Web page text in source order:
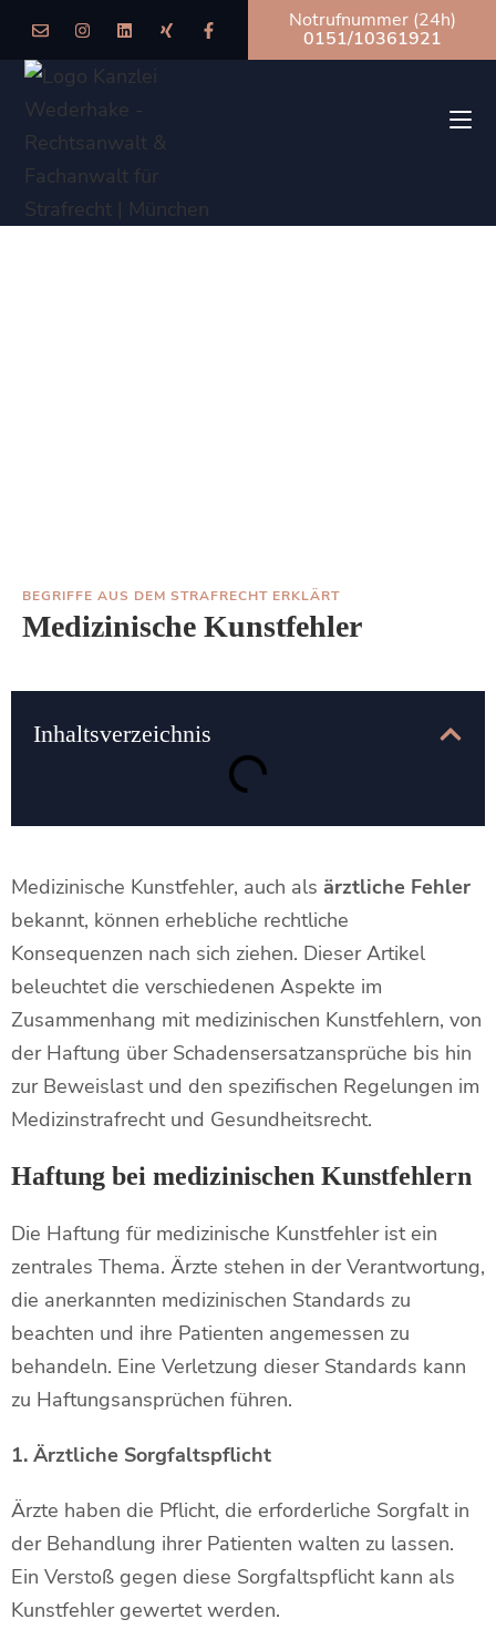
Notrufnummer (24h)
0151/10361921
BEGRIFFE AUS DEM STRAFRECHT ERKLÄRT
Medizinische Kunstfehler
Inhaltsverzeichnis
Medizinische Kunstfehler, auch als ärztliche Fehler
bekannt, können erhebliche rechtliche
Konsequenzen nach sich ziehen. Dieser Artikel
beleuchtet die verschiedenen Aspekte im
Zusammenhang mit medizinischen Kunstfehlern, von
der Haftung über Schadensersatzansprüche bis hin
zur Beweislast und den spezifischen Regelungen im
Medizinstrafrecht und Gesundheitsrecht.
Haftung bei medizinischen Kunstfehlern
Die Haftung für medizinische Kunstfehler ist ein
zentrales Thema. Ärzte stehen in der Verantwortung,
die anerkannten medizinischen Standards zu
beachten und ihre Patienten angemessen zu
behandeln. Eine Verletzung dieser Standards kann
zu Haftungsansprüchen führen.
1. Ärztliche Sorgfaltspflicht
Ärzte haben die Pflicht, die erforderliche Sorgfalt in
der Behandlung ihrer Patienten walten zu lassen.
Ein Verstoß gegen diese Sorgfaltspflicht kann als
Kunstfehler gewertet werden.